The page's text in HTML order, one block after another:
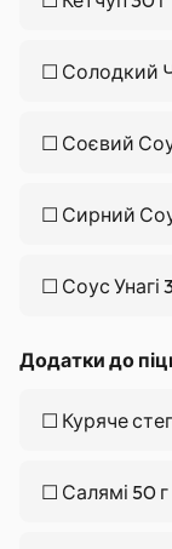
☐ Солодкий
☐ Соєвий
☐ Сирний
☐ Соус Унагі
Додатки до
☐ Куряче
☐ Салямі 50 г